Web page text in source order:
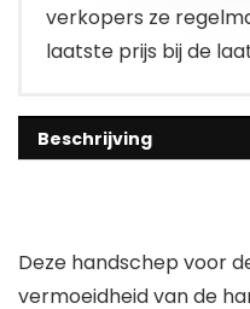
verkopers ze
laatste prijs bij de
Beschrijving
Deze handschep voor
vermoeidheid van de